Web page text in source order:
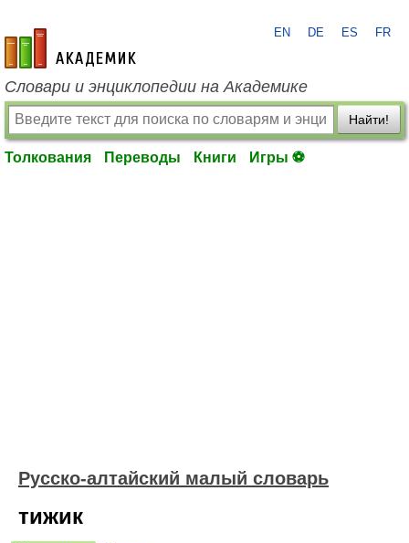
academic.ru
EN DE ES FR
Словари и энциклопедии на Академике
Найти!
Толкования Переводы Книги Игры ⚽
Русско-алтайский малый словарь
тижик